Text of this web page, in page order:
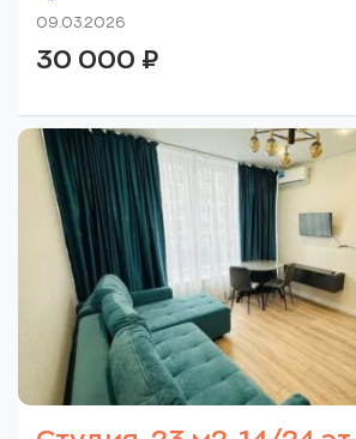
09.03.2026
30 000 ₽